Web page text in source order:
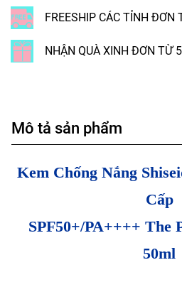
FREESHIP CÁC TỈNH ĐƠN
NHẬN QUÀ XINH ĐƠN TỪ
Mô tả sản phẩm
Kem Chống Nắng
Cấp
SPF50+/PA++++ The
50ml